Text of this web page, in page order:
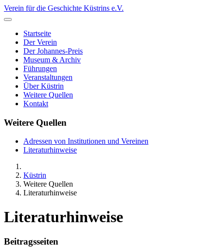
Verein für die Geschichte Küstrins e.V.
Startseite
Der Verein
Der Johannes-Preis
Museum & Archiv
Führungen
Veranstaltungen
Über Küstrin
Weitere Quellen
Kontakt
Weitere Quellen
Adressen von Institutionen und Vereinen
Literaturhinweise
Küstrin
Weitere Quellen
Literaturhinweise
Literaturhinweise
Beitragsseiten